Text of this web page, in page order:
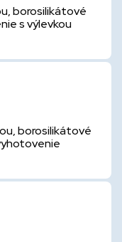
borosilikátové
s výlevkou
borosilikátové